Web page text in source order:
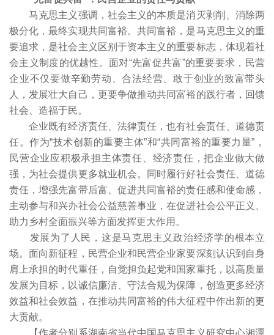
马克思主义强调，社会主义的本质是消灭剥削、消除两
极分化，最终实现共同富裕。共同富裕，是马克思主义的重
要追求，是社会主义区别于资本主义的重要标志，体现着社
会主义制度的优越性。面对“先富促共富”的重要要求，民营
企业不仅要做辛勤劳动、合法经营、敢于创业的致富带头
人，发展壮大自己，更要争做推动共同富裕的践行者，回馈
社会、造福于民。
企业既有经济责任、法律责任，也有社会责任、道德责
任。作为“技术创新的重要主体”和“共同富裕的重要力量”，
民营企业应积极承担主体责任、经济责任，把企业做大做
强，为社会提供更多就业机会。同时履行好社会责任、道德
责任，增强先富带后富、促进共同富裕的责任感和使命感，
主动参与和兴办社会公益慈善事业，在促进社会公平正义、
助力乡村全面振兴等方面发挥更大作用。
发展为了人民，这是马克思主义政治经济学的根本立
场。面向新征程，民营企业和民营企业家要深刻认识到自身
肩上承担的时代重任，自觉担负起党和国家重托，以高质量
发展为目标，以诚信廉洁、守法合规为保障，创造更多经济
效益和社会效益，在推动共同富裕的伟大征程中作出新的更
大贡献。
【作者分别系湖南省当代中国马克思主义研究中心湘潭